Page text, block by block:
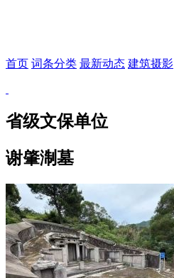
首页 词条分类 最新动态 建筑摄影
省级文保单位
谢肇淛墓